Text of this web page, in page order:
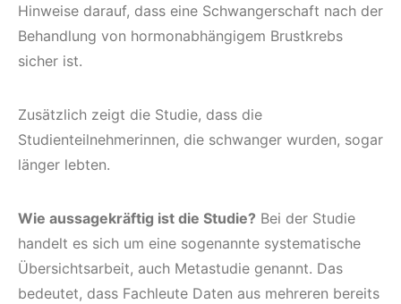
Hinweise darauf, dass eine Schwangerschaft nach der
Behandlung von hormonabhängigem Brustkrebs
sicher ist.
Zusätzlich zeigt die Studie, dass die
Studienteilnehmerinnen, die schwanger wurden, sogar
länger lebten.
Wie aussagekräftig ist die Studie? Bei der Studie
handelt es sich um eine sogenannte systematische
Übersichtsarbeit, auch Metastudie genannt. Das
bedeutet, dass Fachleute Daten aus mehreren bereits